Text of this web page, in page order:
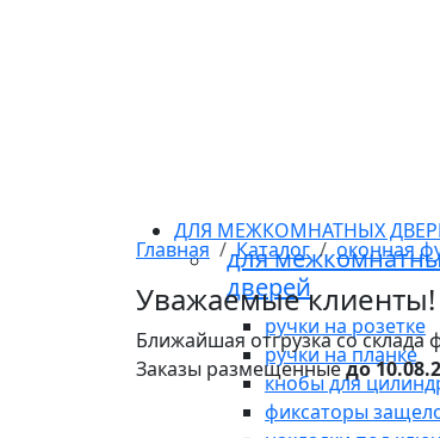
ДЛЯ МЕЖКОМНАТНЫХ
для
дверей
ручки на розетке
ручки на планке
кнобы для
фиксаторы
Главная Каталог оконная
Уважаемые клиенты!
Ближайшая отгрузка со склада
Заказы размещенныедо